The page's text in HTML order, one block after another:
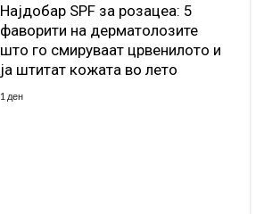
Најдобар SPF за розацеа: 5
фаворити на дерматолозите
што го смируваат црвенилото и
ја штитат кожата во лето
1 ден